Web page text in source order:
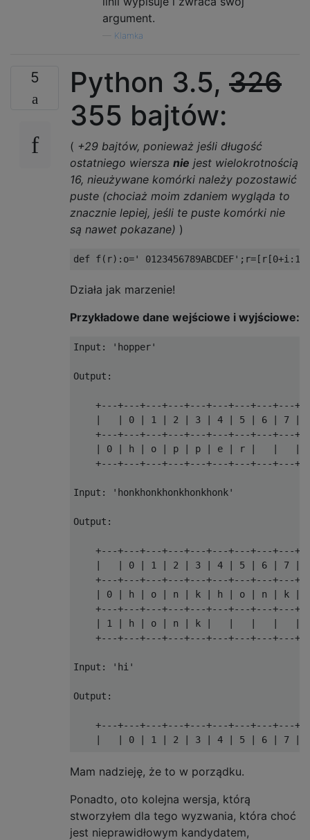
argument.
Klamka
5 Python 3.5, 326
355 bajtów:
( +29 bajtów, ponieważ jeśli długość
ostatniego wiersza nie jest wielokrotnością
16, nieużywane komórki należy pozostawić
puste (chociaż moim zdaniem wygląda to
znacznie lepiej, jeśli te puste komórki nie
są nawet pokazane) )
Działa jak marzenie!
Przykładowe dane wejściowe i wyjściowe:
Input: 'hopper'
Output:
+---+---+---+---+---+---+---+---+---
|   | 0 | 1 | 2 | 3 | 4 | 5 | 6 | 7 |
+---+---+---+---+---+---+---+---+---
| 0 | h | o | p | p | e | r |   |   |
+---+---+---+---+---+---+---+---+---
Input: 'honkhonkhonkhonkhonk'
Output:
+---+---+---+---+---+---+---+---+---
|   | 0 | 1 | 2 | 3 | 4 | 5 | 6 | 7 |
+---+---+---+---+---+---+---+---+---
| 0 | h | o | n | k | h | o | n | k |
+---+---+---+---+---+---+---+---+---
| 1 | h | o | n | k |   |   |   |   |
+---+---+---+---+---+---+---+---+---
Input: 'hi'
Output:
+---+---+---+---+---+---+---+---+---
|   | 0 | 1 | 2 | 3 | 4 | 5 | 6 | 7 |
| 0 | h | i |   |   |   |   |   |   |
Mam nadzieję, że to w porządku.
Ponadto, oto kolejna wersja, którą
stworzyłem dla tego wyzwania, która choć
jest nieprawidłowym kandydatem,